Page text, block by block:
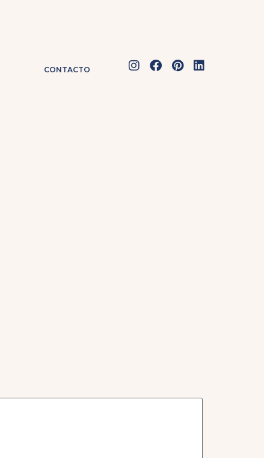
CONTACTO